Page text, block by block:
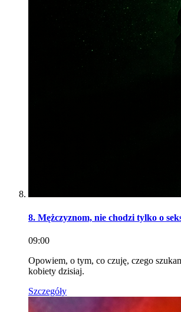
8. Mężczyznom, nie chodzi tylko o
09:00
Opowiem, o tym, co czuję, czego
kobiety dzisiaj.
Szczegóły